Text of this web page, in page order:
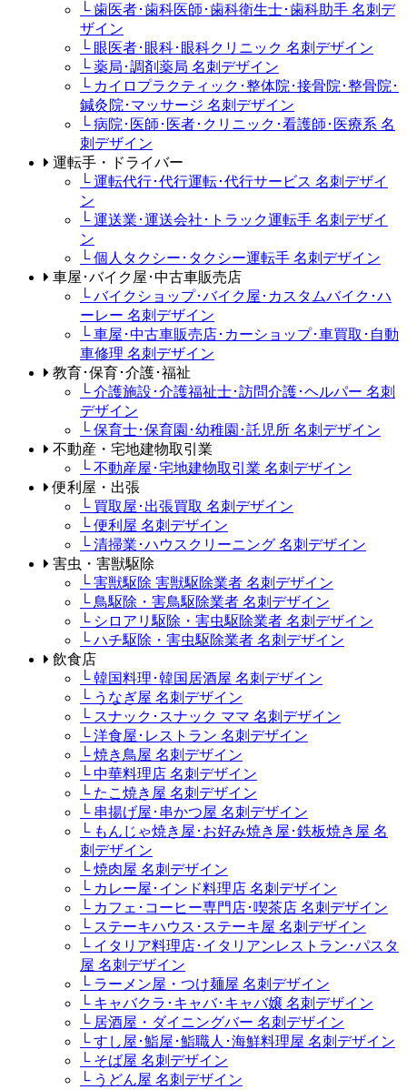
└ 歯医者･歯科医師･歯科衛生士･歯科助手 名刺デ
ザイン
└ 眼医者･眼科･眼科クリニック 名刺デザイン
└ 薬局･調剤薬局 名刺デザイン
└ カイロプラクティック･整体院･接骨院･整骨院･
鍼灸院･マッサージ 名刺デザイン
└ 病院･医師･医者･クリニック･看護師･医療系 名
刺デザイン
運転手・ドライバー
└ 運転代行･代行運転･代行サービス 名刺デザイ
ン
└ 運送業･運送会社･トラック運転手 名刺デザイ
ン
└ 個人タクシー･タクシー運転手 名刺デザイン
車屋･バイク屋･中古車販売店
└ バイクショップ･バイク屋･カスタムバイク･ハ
ーレー 名刺デザイン
└ 車屋･中古車販売店･カーショップ･車買取･自動
車修理 名刺デザイン
教育･保育･介護･福祉
└ 介護施設･介護福祉士･訪問介護･ヘルパー 名刺
デザイン
└ 保育士･保育園･幼稚園･託児所 名刺デザイン
不動産・宅地建物取引業
└ 不動産屋･宅地建物取引業 名刺デザイン
便利屋・出張
└ 買取屋･出張買取 名刺デザイン
└ 便利屋 名刺デザイン
└ 清掃業･ハウスクリーニング 名刺デザイン
害虫・害獣駆除
└ 害獣駆除 害獣駆除業者 名刺デザイン
└ 鳥駆除・害鳥駆除業者 名刺デザイン
└ シロアリ駆除・害虫駆除業者 名刺デザイン
└ ハチ駆除・害虫駆除業者 名刺デザイン
飲食店
└ 韓国料理･韓国居酒屋 名刺デザイン
└ うなぎ屋 名刺デザイン
└ スナック･スナック ママ 名刺デザイン
└ 洋食屋･レストラン 名刺デザイン
└ 焼き鳥屋 名刺デザイン
└ 中華料理店 名刺デザイン
└ たこ焼き屋 名刺デザイン
└ 串揚げ屋･串かつ屋 名刺デザイン
└ もんじゃ焼き屋･お好み焼き屋･鉄板焼き屋 名
刺デザイン
└ 焼肉屋 名刺デザイン
└ カレー屋･インド料理店 名刺デザイン
└ カフェ･コーヒー専門店･喫茶店 名刺デザイン
└ ステーキハウス･ステーキ屋 名刺デザイン
└ イタリア料理店･イタリアンレストラン･パスタ
屋 名刺デザイン
└ ラーメン屋・つけ麺屋 名刺デザイン
└ キャバクラ･キャバ･キャバ嬢 名刺デザイン
└ 居酒屋・ダイニングバー 名刺デザイン
└ すし屋･鮨屋･鮨職人･海鮮料理屋 名刺デザイン
└ そば屋 名刺デザイン
└ うどん屋 名刺デザイン